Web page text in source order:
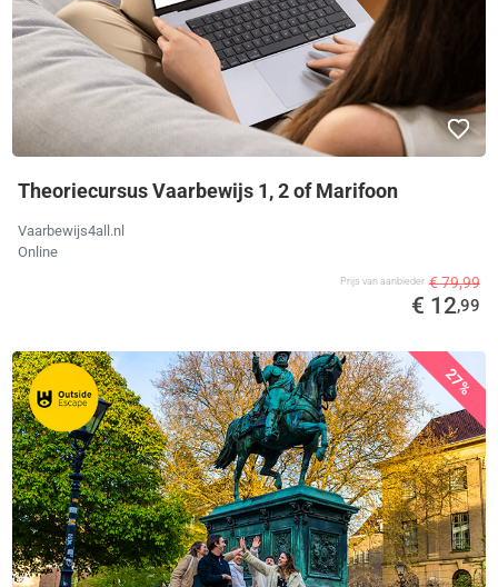
Theoriecursus Vaarbewijs 1, 2 of Marifoon
Vaarbewijs4all.nl
Online
Prijs van aanbieder € 79,99
€ 12,99
27%